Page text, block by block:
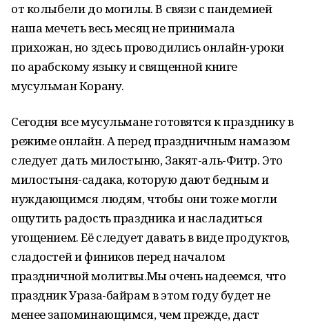
от колыбели до могилы. В связи с пандемией
наша мечеть весь месяц не принимала
прихожан, но здесь проводились онлайн-уроки
по арабскому языку и священной книге
мусульман Корану.
Сегодня все мусульмане готовятся к празднику в
режиме онлайн. А перед праздничным намазом
следует дать милостыню, Закят-аль-Фитр. Это
милостыня-садака, которую дают бедным и
нуждающимся людям, чтобы они тоже могли
ощутить радость праздника и насладиться
угощением. Её следует давать в виде продуктов,
сладостей и фиников перед началом
праздничной молитвы.Мы очень надеемся, что
праздник Ураза-байрам в этом году будет не
менее запоминающимся, чем прежде, даст